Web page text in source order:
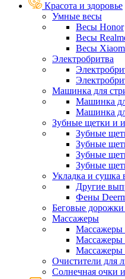
Красота и здоровье
Умные весы
Весы Honor
Весы
Весы
Электробритва
Машинка для
Машинка
Машинка
Зубные щетки и
Зубные
Зубные
Зубные
Зубные
Укладка и сушка
Другие
Фены
Беговые
Массажеры
Массажеры
Массажеры
Массажеры
Очистители для
Солнечная очки